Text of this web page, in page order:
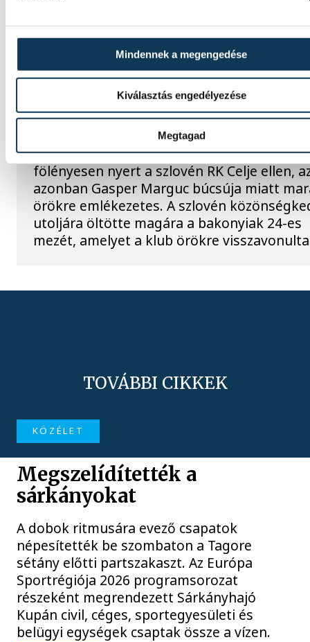
Mindennek a megengedése
Kiválasztás engedélyezése
Megtagad
A gólok mellett a könnyek
potyogtak – Gasper Marguc
elköszönt Veszprémtől
Érzelmekben és gólokban gazdag
láthatott a veszprémi közönség péntek
One Veszprém idénybeli első hazai
fölényesen nyert a szlovén RK Celje ellen,
azonban Gasper Marguc búcsúja miatt
örökre emlékezetes. A szlovén
utoljára öltötte magára a bakonyiak 24-es
mezét, amelyet a klub örökre
TOVÁBBI CIKKEK
KÖZÉLET
Megszelídítették a
sárkányokat
A dobok ritmusára evező csapatok
népesítették be szombaton a Tagore
sétány előtti partszakaszt. Az Európa
Sportrégiója 2026 programsorozat
részeként megrendezett Sárkányhajó
Kupán civil, céges, sportegyesületi és
belügyi egységek csaptak össze a vízen.